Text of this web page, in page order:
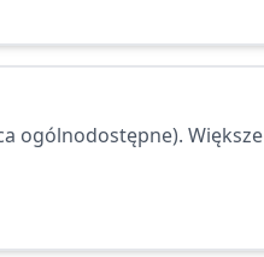
ogólnodostępne). Większe